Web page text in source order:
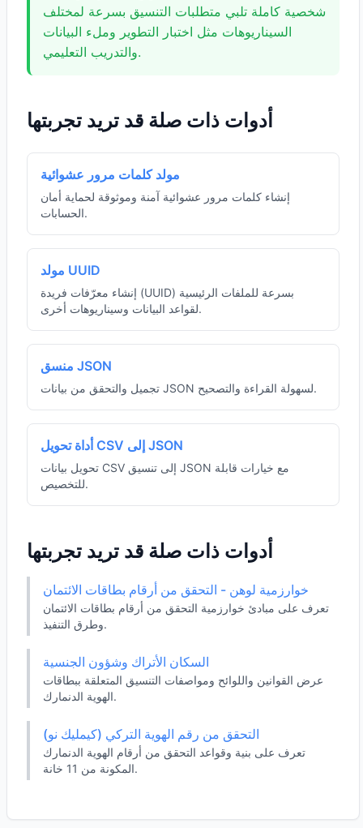
شخصية كاملة تلبي متطلبات التنسيق بسرعة لمختلف
السيناريوهات مثل اختبار التطوير وملء البيانات
والتدريب التعليمي.
أدوات ذات صلة قد تريد تجربتها
مولد كلمات مرور عشوائية
إنشاء كلمات مرور عشوائية آمنة وموثوقة لحماية أمان
الحسابات.
مولد UUID
إنشاء معرّفات فريدة (UUID) بسرعة للملفات الرئيسية
لقواعد البيانات وسيناريوهات أخرى.
منسق JSON
تجميل والتحقق من بيانات JSON لسهولة القراءة والتصحيح.
أداة تحويل CSV إلى JSON
تحويل بيانات CSV إلى تنسيق JSON مع خيارات قابلة
للتخصيص.
أدوات ذات صلة قد تريد تجربتها
خوارزمية لوهن - التحقق من أرقام بطاقات الائتمان
تعرف على مبادئ خوارزمية التحقق من أرقام بطاقات الائتمان
وطرق التنفيذ.
السكان الأتراك وشؤون الجنسية
عرض القوانين واللوائح ومواصفات التنسيق المتعلقة ببطاقات
الهوية الدنمارك.
التحقق من رقم الهوية التركي (كيمليك نو)
تعرف على بنية وقواعد التحقق من أرقام الهوية الدنمارك
المكونة من 11 خانة.